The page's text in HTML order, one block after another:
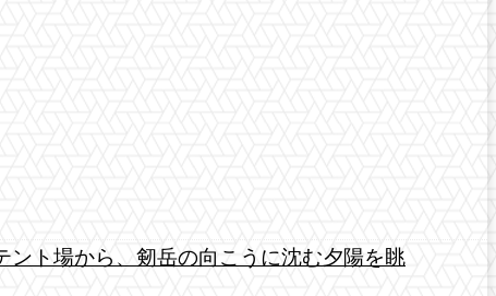
ント場から、剱岳の向こうに沈む夕陽を眺